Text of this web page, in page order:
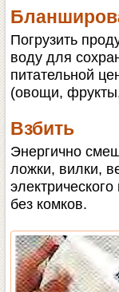
Погрузить
воду для
питательной
(овощи,
Взбить
Энергично
ложки, вилки,
без комков.